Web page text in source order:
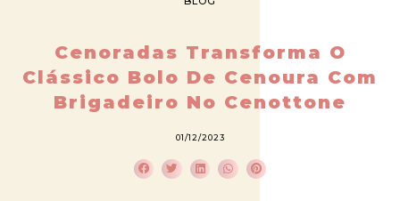
Cenoradas Transforma O
Clássico Bolo De Cenoura Com
Brigadeiro No Cenottone
01/12/2023